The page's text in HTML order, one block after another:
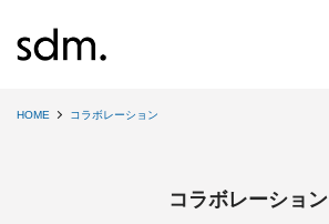
HOME コラボレーション
コラボレーション